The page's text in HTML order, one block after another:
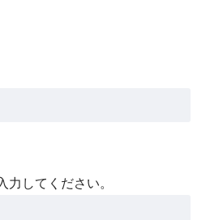
力してください。